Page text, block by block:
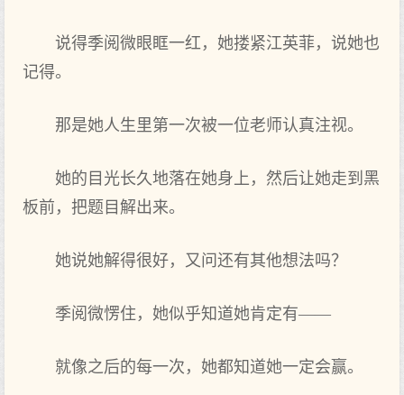
说得季阅微眼眶一红，她搂紧江英菲，说她也
记得。
那是她人生里第一次被一位老师认真注视。
她的目光长久地落在她身上，然后让她走到黑
板前，把题目解出来。
她说她解得很好，又问还有其他想法吗？
季阅微愣住，她似乎知道她肯定有——
就像之后的每一次，她都知道她一定会赢。